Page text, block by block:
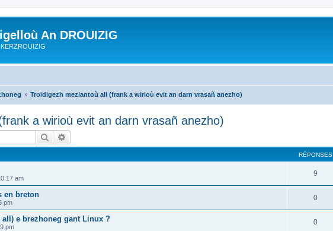
An DROUIZIG
Troidigezh meziantoù all (frank a wirioù evit an darn vrasañ anezho)
a wirioù evit an darn vrasañ anezho)
Rechercher
RÉPONSES
am
9
en breton
pm
0
e brezhoneg gant Linux ?
pm
0